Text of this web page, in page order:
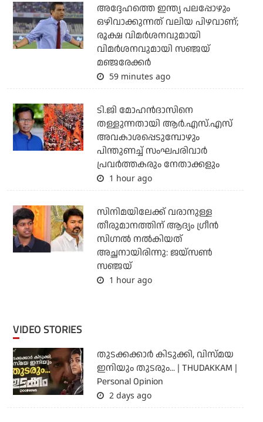
അദ്ദേഹത്തെ ഇന്ത്യ പലപ്പോഴും
ഒഴിവാക്കുന്നത് വലിയ പിഴവാണ്;
രൂക്ഷ വിമര്‍ശനവുമായി
വിമര്‍ശനവുമായി സഞ്ജയ്
മഞ്ജരേക്കര്‍
59 minutes ago
ടി.ജി മോഹന്‍ദാസിനെ
തള്ളുന്നതായി ആര്‍.എസ്.എസ്
അവകാശപ്പെടുമ്പോഴും
പിന്തുണച്ച് സംഘപരിവാര്‍
പ്രവര്‍ത്തകരും നേതാക്കളും
1 hour ago
സിനിമയിലേക്ക് വരാനുള്ള
തീരുമാനത്തിന് ആദ്യം ഗ്രീൻ
സിഗ്നൽ നൽകിയത്
അച്ഛനായിരിന്നു: ജയ്സൺ
സഞ്ജയ്
1 hour ago
VIDEO STORIES
തുടക്കക്കാര്‍ കിടുക്കി, വിസ്മയ
ഇനിയും തുടരും... | THUDAKKAM |
Personal Opinion
2 days ago